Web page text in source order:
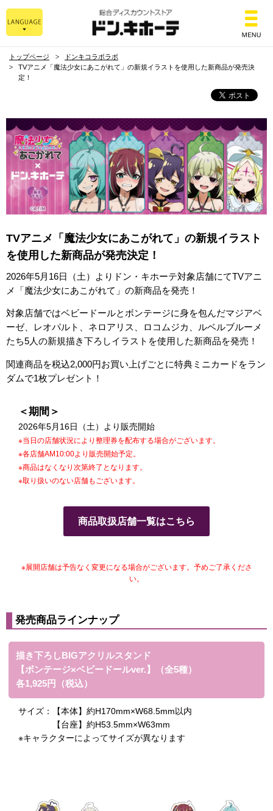
総合ディスカウントス
トップページ
ドンキコラボラボ
TVアニメ「魔法少女にあこがれて」の新規イラストを使用した新商品が発売決
定！
TVアニメ「魔法少女にあこがれて」の新規イラスト
を使用した新商品が発売決定！
2026年5月16日（土）よりドン・キホーテ対象店舗にてTVアニ
メ「魔法少女にあこがれて」の新商品を発売！
対象店舗ではベビードールとボンテージに身を包んだマジアベ
ーゼ、レオパルト、ネロアリス、ロコムジカ、ルベルブルーメ
たち5人の新規描き下ろしイラストを使用した新商品を発売！
関連商品を税込2,000円お買い上げごとに特典ミニカードをラン
ダムで1枚プレゼント！
＜期間＞
2026年5月16日（土）より販売開始
※当日の店舗状況により整理券を配布する場合がございます。
※各店舗AM10:00より販売開始予定。
※商品はなくなり次第終了となります。
※取り扱いのない店舗もございます。
商品取扱店舗一覧はこちら
※展開店舗は予告なく変更になる場合がございます。予めご了承くださ
い。
発売商品ラインナップ
描き下ろしBIGアクリルスタンド
【ボンテージ×ベビードールver.】（全5種）
各1,925円（税込）
サイズ：
【本体】約H170mm×W68.5mm以内
【台座】約H53.5mm×W63mm
※キャラクターによってサイズが異なります